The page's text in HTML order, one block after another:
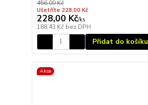
456,00 Kč
Ušetříte 228,00 Kč
228,00 Kč/ks
188,43 Kč bez DPH
Přidat do košíku
Akce